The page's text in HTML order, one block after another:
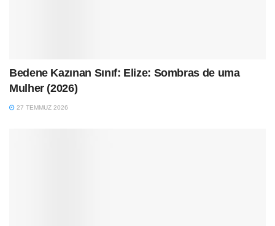
Bedene Kazınan Sınıf: Elize: Sombras de uma
Mulher (2026)
27 TEMMUZ 2026